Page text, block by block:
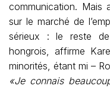
communication. Mais
sur le marché de
sérieux : le reste
hongrois, affirme
minorités, étant mi –
«Je connais